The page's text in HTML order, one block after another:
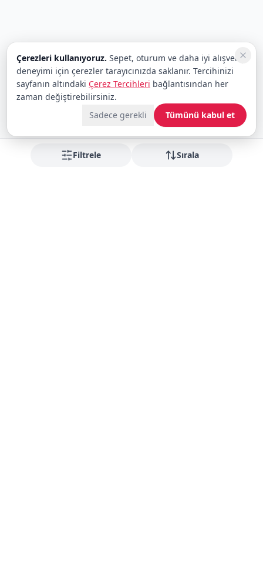
Filtrele Sırala
Çerezleri kullanıyoruz. Sepet, oturum ve daha iyi alışveriş
deneyimi için çerezler tarayıcınızda saklanır. Tercihinizi
sayfanın altındaki Çerez Tercihleri bağlantısından her
zaman değiştirebilirsiniz.
Sadece gerekli
Tümünü kabul et